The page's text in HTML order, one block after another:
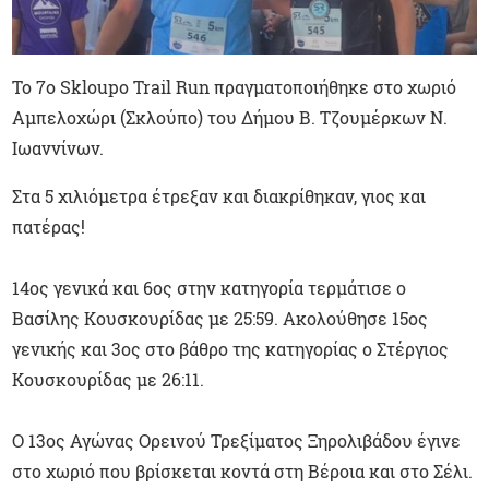
Το 7ο Skloupo Trail Run πραγματοποιήθηκε στο χωριό
Αμπελοχώρι (Σκλούπο) του Δήμου Β. Τζουμέρκων Ν.
Ιωαννίνων.
Στα 5 χιλιόμετρα έτρεξαν και διακρίθηκαν, γιος και
πατέρας!
14ος γενικά και 6ος στην κατηγορία τερμάτισε ο
Βασίλης Κουσκουρίδας με 25:59. Ακολούθησε 15ος
γενικής και 3ος στο βάθρο της κατηγορίας ο Στέργιος
Κουσκουρίδας με 26:11.
Ο 13ος Αγώνας Ορεινού Τρεξίματος Ξηρολιβάδου έγινε
στο χωριό που βρίσκεται κοντά στη Βέροια και στο Σέλι.